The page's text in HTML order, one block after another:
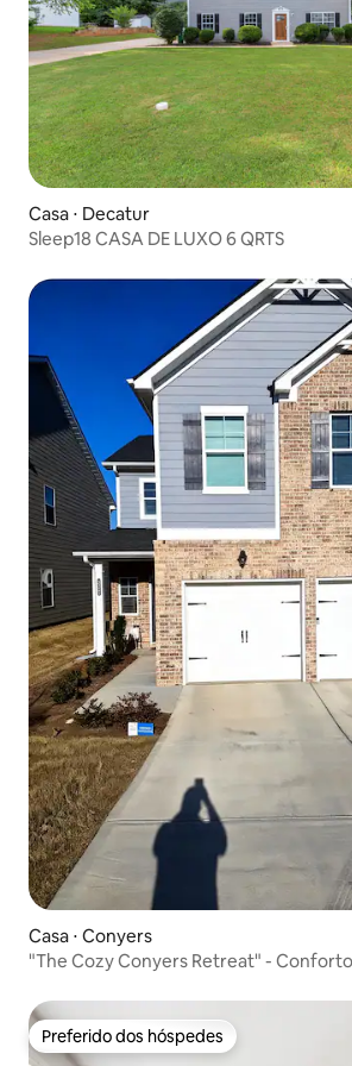
Casa ⋅ Decatur
Sleep18 CASA DE LUXO 6 QRTS
Casa ⋅ Conyers
"The Cozy Conyers Retreat" -
Preferido dos hóspedes
Preferido dos hóspedes